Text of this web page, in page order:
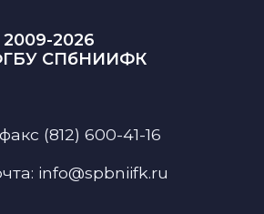
2009-2026
СПбНИИФК
(812) 600-41-16
info@spbniifk.ru